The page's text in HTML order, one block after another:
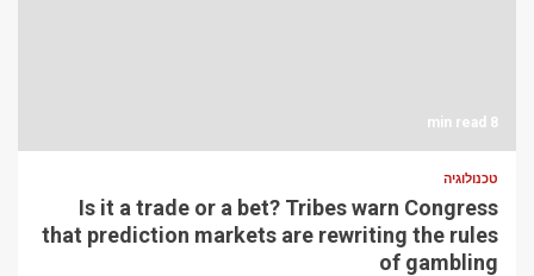
8 min read
טכנולוגיה
Is it a trade or a bet? Tribes warn Congress
that prediction markets are rewriting the rules
of gambling